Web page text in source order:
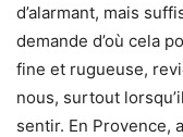
d’alarmant, mais
demande d’où cela
fine et rugueuse,
nous, surtout
sentir. En Provence,